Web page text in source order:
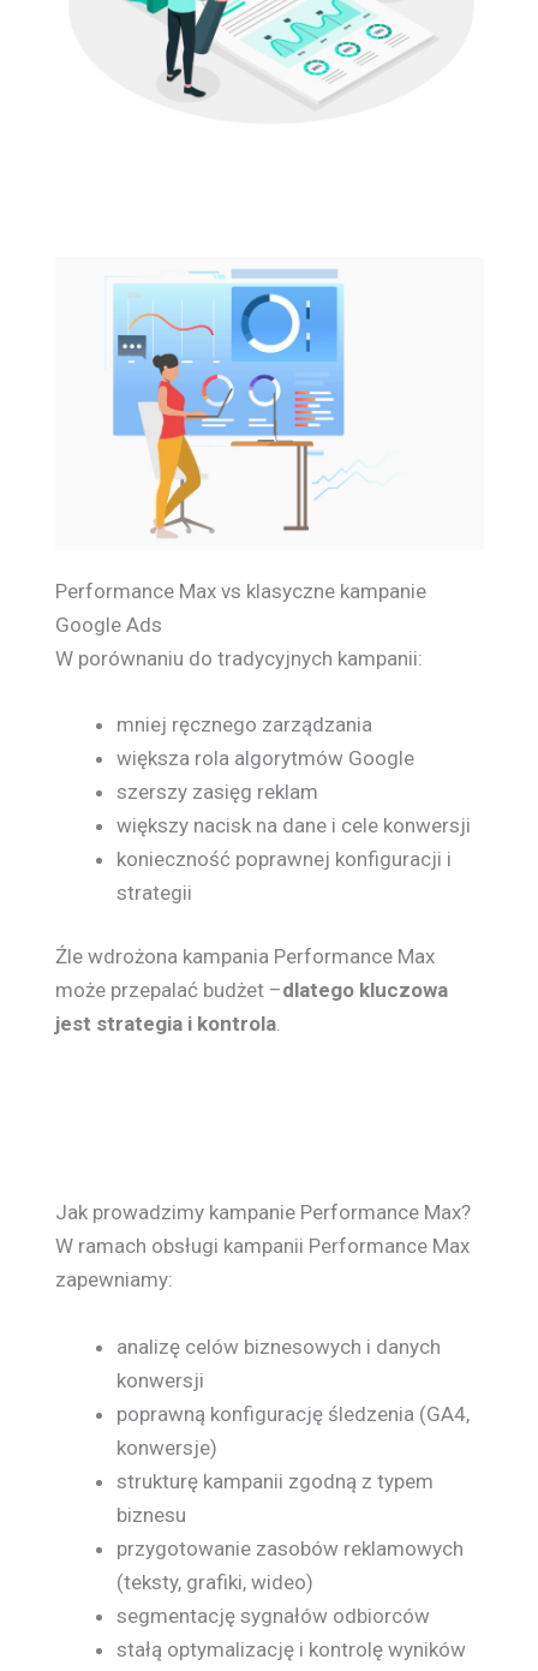
Performance Max vs klasyczne kampanie
Google Ads
W porównaniu do tradycyjnych kampanii:
mniej ręcznego zarządzania
większa rola algorytmów Google
szerszy zasięg reklam
większy nacisk na dane i cele konwersji
konieczność poprawnej konfiguracji i
strategii
Źle wdrożona kampania Performance Max
może przepalać budżet –dlatego kluczowa
jest strategia i kontrola.
Jak prowadzimy kampanie Performance Max?
W ramach obsługi kampanii Performance Max
zapewniamy:
analizę celów biznesowych i danych
konwersji
poprawną konfigurację śledzenia (GA4,
konwersje)
strukturę kampanii zgodną z typem
biznesu
przygotowanie zasobów reklamowych
(teksty, grafiki, wideo)
segmentację sygnałów odbiorców
stałą optymalizację i kontrolę wyników